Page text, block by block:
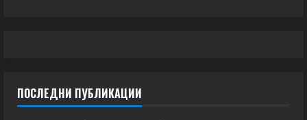
ПОСЛЕДНИ ПУБЛИКАЦИИ